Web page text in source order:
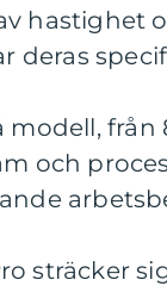
hastighet
deras
från
och
sträcker